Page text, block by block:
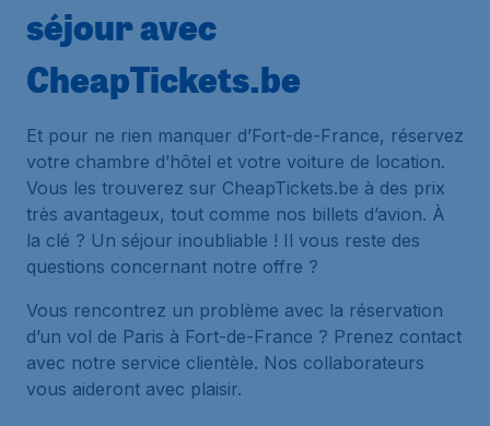
séjour avec
CheapTickets.be
Et pour ne rien manquer d’Fort-de-France, réservez
votre chambre d’hôtel et votre voiture de location.
Vous les trouverez sur CheapTickets.be à des prix
très avantageux, tout comme nos billets d’avion. À
la clé ? Un séjour inoubliable ! Il vous reste des
questions concernant notre offre ?
Vous rencontrez un problème avec la réservation
d’un vol de Paris à Fort-de-France ? Prenez contact
avec notre service clientèle. Nos collaborateurs
vous aideront avec plaisir.